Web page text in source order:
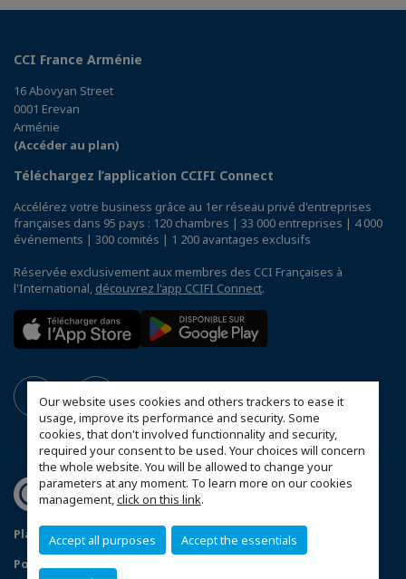
Our website uses cookies and others trackers to ease it
usage, improve its performance and security. Some
cookies, that don't involved functionnality and security,
required your consent to be used. Your choices will concern
the whole website. You will be allowed to change your
parameters at any moment. To learn more on our cookies
management,click on this link.
Accept all purposes Accept the essentials
CCI France Arménie
16 Abovyan Street
0001 Erevan
Arménie
(Accéder au plan)
Téléchargez l’application CCIFI Connect
Accélérez votre business grâce au 1er réseau privé d'entreprises
françaises dans 95 pays : 120 chambres | 33 000 entreprises | 4 000
événements | 300 comités | 1 200 avantages exclusifs
Réservée exclusivement aux membres des CCI Françaises à
l'International, découvrez l'app CCIFI Connect.
Plan du site
Mentions Légales
Politique de Confidentialité